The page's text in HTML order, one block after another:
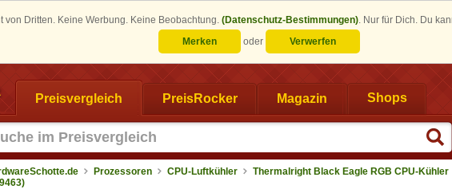
von Dritten. Keine Werbung. Keine Beobachtung. (Datenschutz-Bestimmungen). Nur für Dich. Du
Merken
oder Verwerfen
Preisvergleich PreisRocker Magazin Shops
Prozessoren CPU-Luftkühler
Thermalright Black Eagle RGB CPU-Kühler